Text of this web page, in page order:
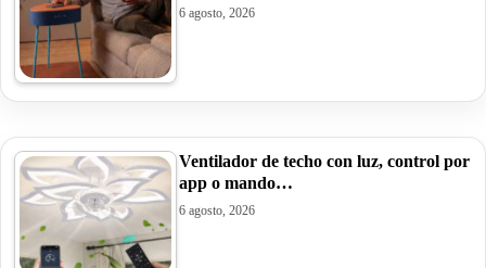
6 agosto, 2026
Ventilador de techo con luz, control por
app o mando…
6 agosto, 2026